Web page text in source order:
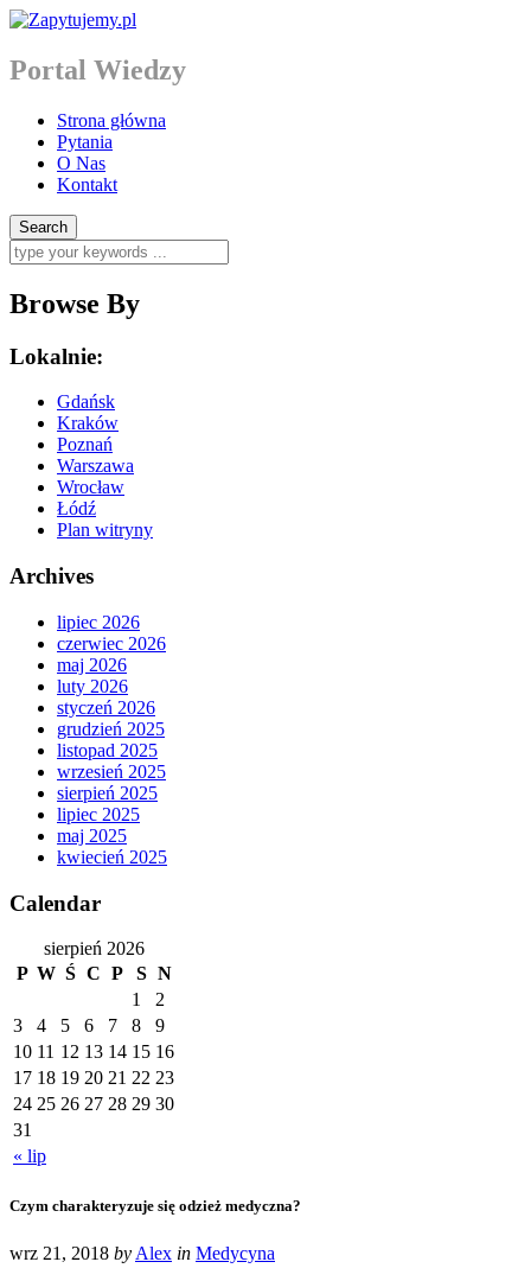
Portal Wiedzy
Strona główna
Pytania
O Nas
Kontakt
Browse By
Lokalnie:
Gdańsk
Kraków
Poznań
Warszawa
Wrocław
Łódź
Plan witryny
Archives
lipiec 2026
czerwiec 2026
maj 2026
luty 2026
styczeń 2026
grudzień 2025
listopad 2025
wrzesień 2025
sierpień 2025
lipiec 2025
maj 2025
kwiecień 2025
Calendar
sierpień 2026
P W Ś C P S N
« lip
1
2
3
4 5 6 7 8
9
10 11 12 13 14 15 16
17 18 19 20 21 22 23
24 25 26 27 28 29 30
31
Czym charakteryzuje się odzież medyczna?
wrz 21, 2018 by Alex in Medycyna